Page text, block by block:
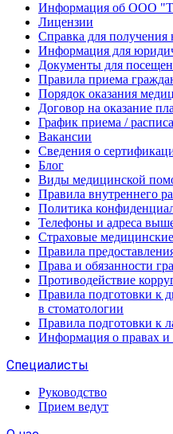
Информация об ООО
Лицензии
Справка для получения
Информация для
Документы для
Правила приема
Порядок оказания
Договор на оказание
График приема /
Вакансии
Сведения о
Блог
Виды медицинской
Правила внутреннего
Политика
Телефоны и адреса
Страховые
Правила
Права и обязанности
Противодействие
Правила подготовки к
в стоматологии
Правила подготовки к
Информация о правах и
Специалисты
Руководство
Прием ведут